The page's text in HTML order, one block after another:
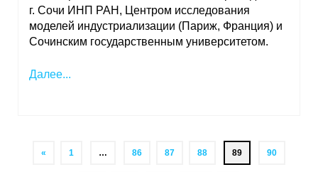
г. Сочи ИНП РАН, Центром исследования
моделей индустриализации (Париж, Франция) и
Сочинским государственным университетом.
Далее...
« 1 … 86 87 88 89 90